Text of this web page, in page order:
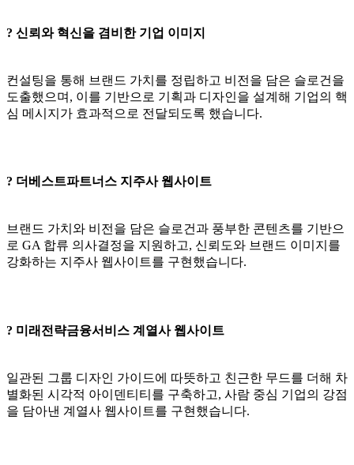
? 신뢰와 혁신을 겸비한 기업 이미지
컨설팅을 통해 브랜드 가치를 정립하고 비전을 담은 슬로건을
도출했으며, 이를 기반으로 기획과 디자인을 설계해 기업의 핵
심 메시지가 효과적으로 전달되도록 했습니다.
? 더베스트파트너스 지주사 웹사이트
브랜드 가치와 비전을 담은 슬로건과 풍부한 콘텐츠를 기반으
로 GA 합류 의사결정을 지원하고, 신뢰도와 브랜드 이미지를
강화하는 지주사 웹사이트를 구현했습니다.
? 미래전략금융서비스 계열사 웹사이트
일관된 그룹 디자인 가이드에 따뜻하고 친근한 무드를 더해 차
별화된 시각적 아이덴티티를 구축하고, 사람 중심 기업의 강점
을 담아낸 계열사 웹사이트를 구현했습니다.